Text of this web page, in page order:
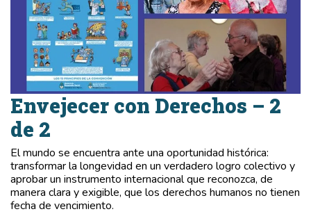
Envejecer con Derechos – 2
de 2
El mundo se encuentra ante una oportunidad histórica:
transformar la longevidad en un verdadero logro colectivo y
aprobar un instrumento internacional que reconozca, de
manera clara y exigible, que los derechos humanos no tienen
fecha de vencimiento.